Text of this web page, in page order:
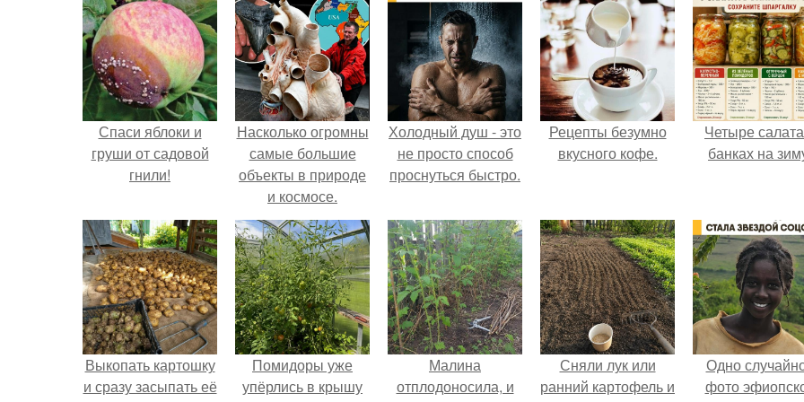
Спаси яблоки и
груши от садовой
гнили!
Насколько огромны
самые большие
объекты в природе
и космосе.
Холодный душ - это
не просто способ
проснуться быстро.
Рецепты безумно
вкусного кофе.
Четыре
банках на
Выкопать картошку
и сразу засыпать её
Помидоры уже
упёрлись в крышу
Малина
отплодоносила, и
Сняли лук или
ранний картофель и
Одно
фото